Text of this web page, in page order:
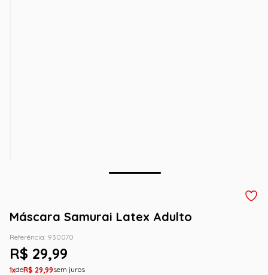
Máscara Samurai Latex Adulto
Referência: 930070
R$ 29,99
1 R$ 29,99